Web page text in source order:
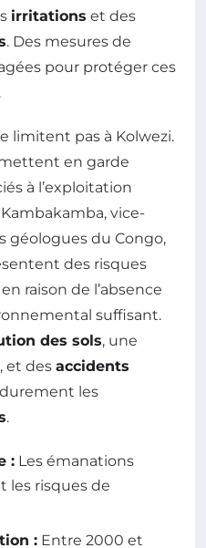
irritations et des
. Des mesures de
pour protéger ces
limitent pas à Kolwezi.
en garde
à l’exploitation
vice-
géologues du Congo,
des risques
raison de l’absence
suffisant.
des sols, une
, et des accidents
les
.
: Les émanations
les risques de
: Entre 2000 et